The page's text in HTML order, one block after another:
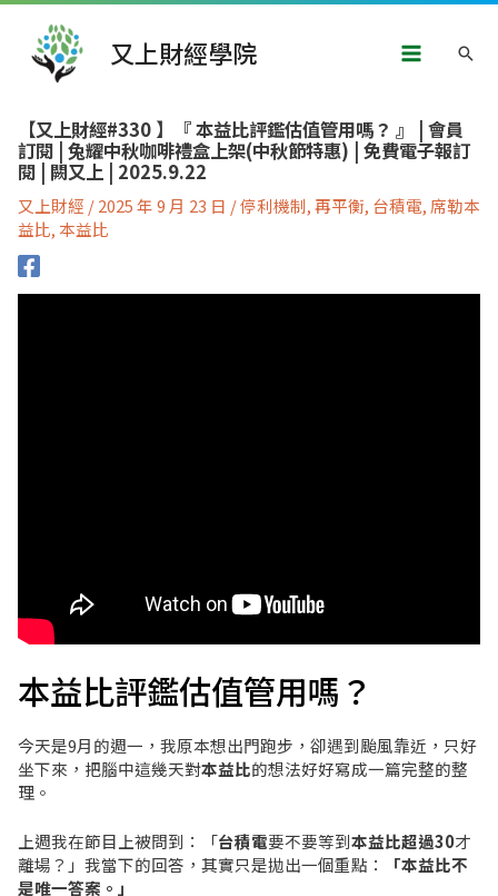
跳
又上財經學院
Menu搜
【又上財經#330 】『 本益比評鑑估值管用嗎？ 』 | 會員
訂閱 | 兔耀中秋咖啡禮盒上架(中秋節特惠) | 免費電子報訂
閱 | 闕又上 | 2025.9.22
又上財經 /2025 年 9 月 23 日 /停利機制,再平衡, 台積電, 席勒本
益比, 本益比
本益比評鑑估值管用嗎？
今天是9月的週一，我原本想出門跑步，卻遇到颱風靠近，只好
坐下來，把腦中這幾天對本益比的想法好好寫成一篇完整的整
理。
上週我在節目上被問到：「台積電要不要等到本益比超過30才
離場？」我當下的回答，其實只是拋出一個重點：
「本益比不
是唯一答案。」
章
導
覽